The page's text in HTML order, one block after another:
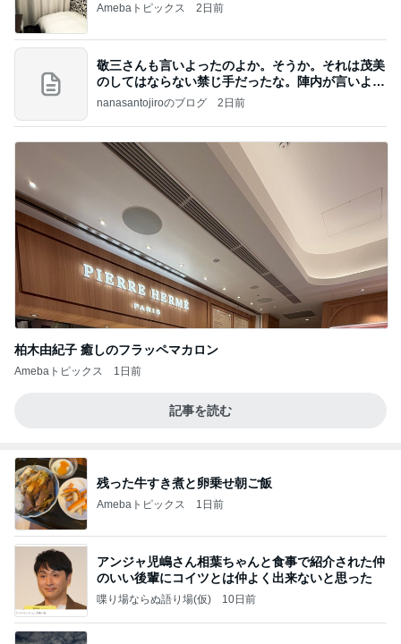
Amebaトピックス 2日前
敬三さんも言いよったのよか。そうか。それは茂美
のしてはならない禁じ手だったな。陣内が言いよる
のよ
nanasantojiroのブログ 2日前
柏木由紀子 癒しのフラッペマカロン
Amebaトピックス 1日前
記事を読む
残った牛すき煮と卵乗せ朝ご飯
Amebaトピックス 1日前
アンジャ児嶋さん相葉ちゃんと食事で紹介された仲
のいい後輩にコイツとは仲よく出来ないと思った
喋り場ならぬ語り場(仮) 10日前